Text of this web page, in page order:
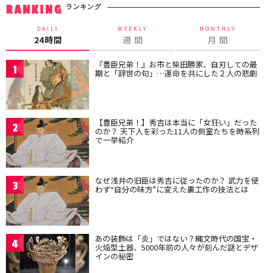
RANKING ランキング
DAILY
24時間
WEEKLY
週 間
MONTHLY
月 間
1 『豊臣兄弟！』お市と柴田勝家、自刃しての最
期と「辞世の句」…運命を共にした２人の悲劇
2 【豊臣兄弟！】秀吉は本当に「女狂い」だった
のか？ 天下人を彩った11人の側室たちを時系列
で一挙紹介
3 なぜ浅井の旧臣は秀吉に従ったのか？ 武力を使
わず“自分の味方”に変えた裏工作の技法とは
4 あの装飾は「炎」ではない？縄文時代の国宝・
火焔型土器、5000年前の人々が刻んだ謎とデザ
インの秘密